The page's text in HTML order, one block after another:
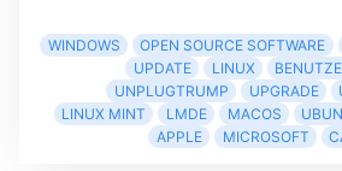
WINDOWS OPEN SOURCE SOFTWARE
UPDATE
LINUX
UNPLUGTRUMP
UPGRADE
LINUX MINT
LMDE MACOS
APPLE
MICROSOFT